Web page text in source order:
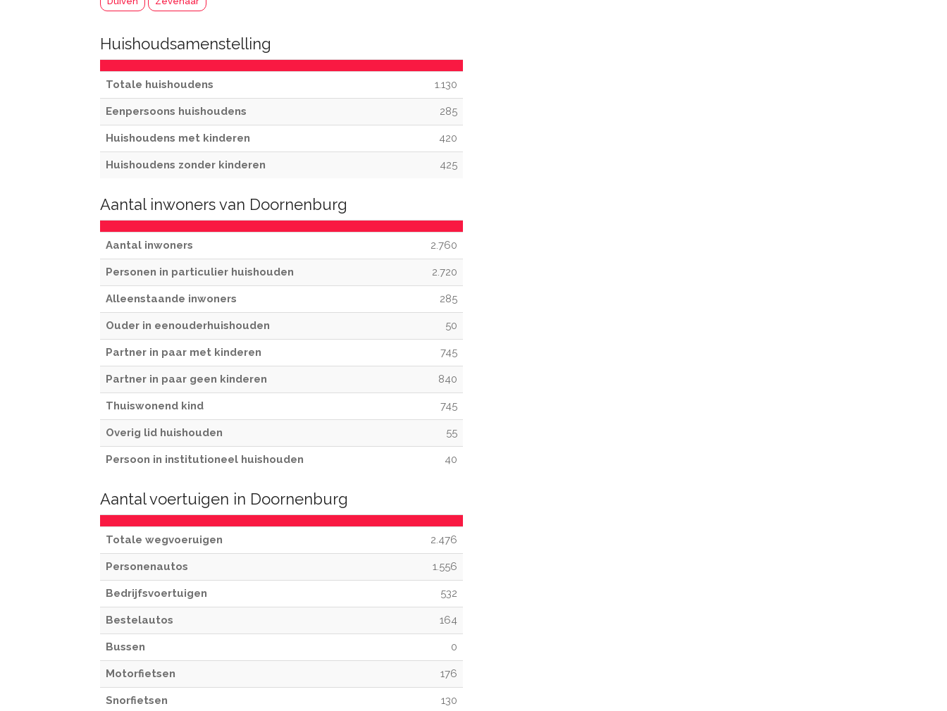
Huishoudsamenstelling
Totale huishoudens 1.130
Eenpersoons huishoudens 285
Huishoudens met kinderen 420
Huishoudens zonder kinderen 425
Aantal inwoners van Doornenburg
Aantal inwoners 2.760
Personen in particulier huishouden 2.720
Alleenstaande inwoners 285
Ouder in eenouderhuishouden 50
Partner in paar met kinderen 745
Partner in paar geen kinderen 840
Thuiswonend kind 745
Overig lid huishouden 55
Persoon in institutioneel huishouden 40
Aantal voertuigen in Doornenburg
Totale wegvoeruigen 2.476
Personenautos 1.556
Bedrijfsvoertuigen 532
Bestelautos 164
Bussen 0
Motorfietsen 176
Snorfietsen 130